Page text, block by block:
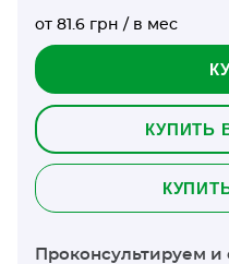
от 81.6 грн / в мес
КУПИТЬ
Проконсультируем